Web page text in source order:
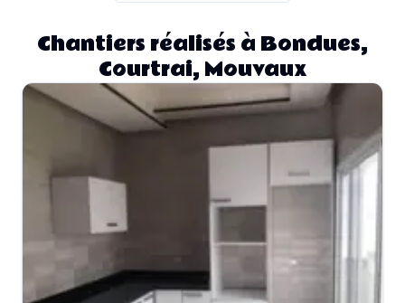
Chantiers réalisés à Bondues,
Courtrai, Mouvaux